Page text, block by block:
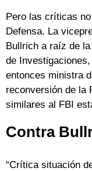
Pero las críticas
Defensa. La
Bullrich a raíz de
de
entonces ministra
reconversión de la
similares al FBI
Contra
“Crítica situación